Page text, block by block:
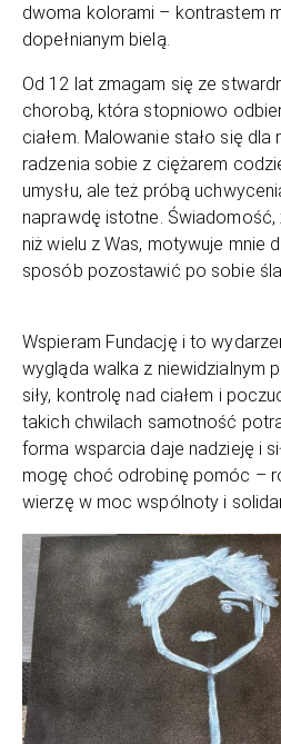
dwoma kolorami – kontrastem
dopełnianym bielą.
Od 12 lat zmagam się ze
chorobą, która stopniowo
ciałem. Malowanie stało się
radzenia sobie z ciężarem
umysłu, ale też próbą
naprawdę istotne.
niż wielu z Was, motywuje mnie
sposób pozostawić po sobie
Wspieram Fundację i to
wygląda walka z niewidzialnym
siły, kontrolę nad ciałem i
takich chwilach samotność
forma wsparcia daje nadzieję i
mogę choć odrobinę pomóc –
wierzę w moc wspólnoty i